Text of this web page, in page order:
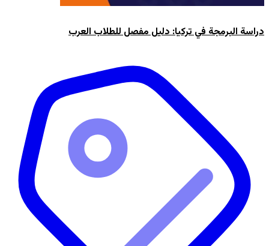
دراسة البرمجة في تركيا: دليل مفصل للطلاب العرب